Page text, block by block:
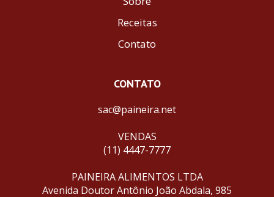
Receitas
Contato
CONTATO
sac@paineira.net
VENDAS
(11) 4447-7777
PAINEIRA ALIMENTOS LTDA
Avenida Doutor Antônio João Abdala, 985